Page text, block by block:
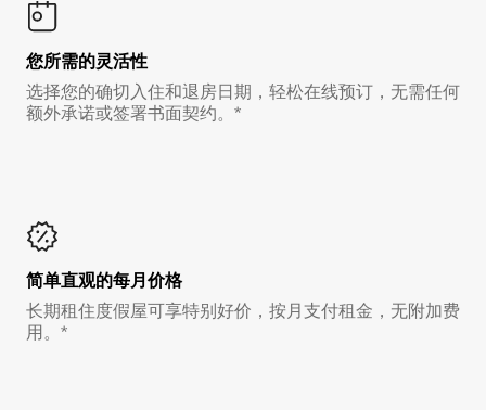
您所需的灵活性
选择您的确切入住和退房日期，轻松在线预订，无需任何
额外承诺或签署书面契约。*
简单直观的每月价格
长期租住度假屋可享特别好价，按月支付租金，无附加费
用。*